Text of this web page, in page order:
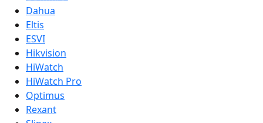
Dahua
Eltis
ESVI
Hikvision
HiWatch
HiWatch Pro
Optimus
Rexant